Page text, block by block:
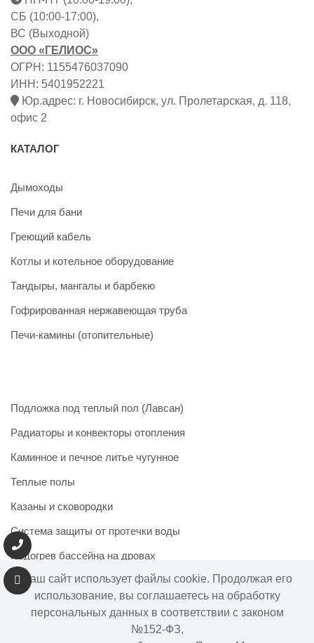
СБ (10:00-17:00),
ВС (Выходной)
ООО «ГЕЛИОС»
ОГРН: 1155476037090
ИНН: 5401952221
Юр.адрес: г. Новосибирск, ул. Пролетарская, д. 118,
офис 2
КАТАЛОГ
Дымоходы
Печи для бани
Греющий кабель
Котлы и котельное оборудование
Тандыры, мангалы и барбекю
Гофрированная нержавеющая труба
Печи-камины (отопительные)
Подложка под теплый пол (Лавсан)
Радиаторы и конвекторы отопления
Каминное и печное литье чугунное
Теплые полы
Казаны и сковородки
Система защиты от протечки воды
Подогрев бассейна на дровах
Информация на сайте не является публичной офертой.
Наличие и цены товара могут меняться, просьба
Наш сайт использует файлы cookie. Продолжая его
использование, вы соглашаетесь на обработку
персональных данных в соответствии с законом
№152-ФЗ,